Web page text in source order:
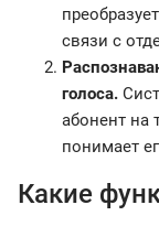
связи с
голоса.
абонент на
понимает
Какие